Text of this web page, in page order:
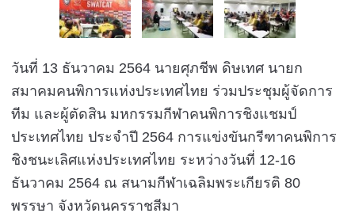
วันที่ 13 ธันวาคม 2564 นายศุภชีพ ดิษเทศ นายก
สมาคมคนพิการแห่งประเทศไทย ร่วมประชุมผู้จัดการ
ทีม และผู้ตัดสิน มหกรรมกีฬาคนพิการชิงแชมป์
ประเทศไทย ประจำปี 2564 การแข่งขันกรีฑาคนพิการ
ชิงชนะเลิศแห่งประเทศไทย ระหว่างวันที่ 12-16
ธันวาคม 2564 ณ สนามกีฬาเฉลิมพระเกียรติ 80
พรรษา จังหวัดนครราชสีมา